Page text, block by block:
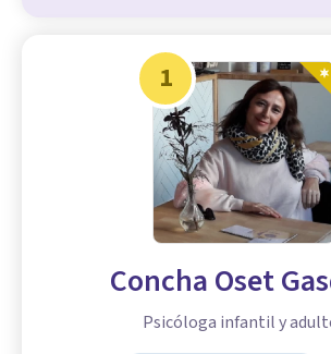
1
Concha Oset
Psicóloga infantil y